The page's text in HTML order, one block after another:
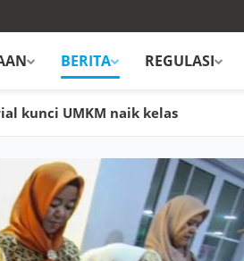
BERITA REGULASI
kunci UMKM naik kelas